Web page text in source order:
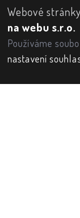
Webové
na webu s.r.o.
Používáme
nastavení